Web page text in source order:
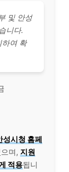
및 안성
니다.
하여 확
성시청 홈페
며, 지원
적용됩니